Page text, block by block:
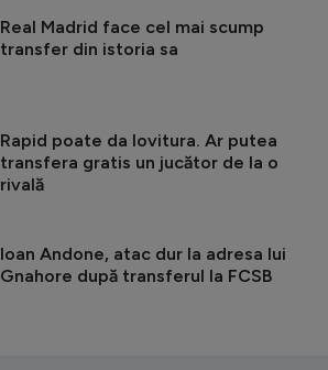
Real Madrid face cel mai scump
transfer din istoria sa
Rapid poate da lovitura. Ar putea
transfera gratis un jucător de la o
rivală
Ioan Andone, atac dur la adresa lui
Gnahore după transferul la FCSB